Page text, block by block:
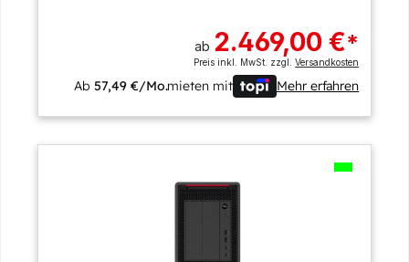
ab 2.469,00 €*
Preis inkl. MwSt. zzgl.Versandkosten
Ab57,49 €/Mo.mieten mit Mehr erfahren